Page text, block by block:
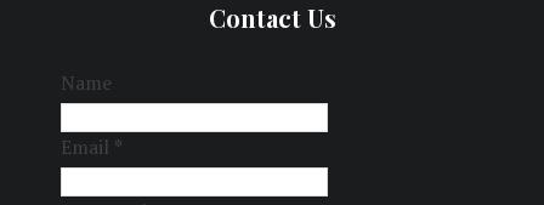
Contact Us
Name
Email *